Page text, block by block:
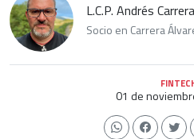
L.C.P. Andrés
Socio en Carrera
01 de